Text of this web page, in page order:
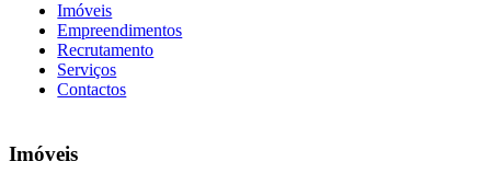
Imóveis
Empreendimentos
Recrutamento
Serviços
Contactos
Imóveis